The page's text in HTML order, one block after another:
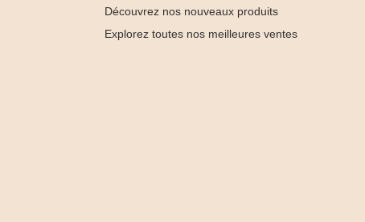
Découvrez nos nouveaux produits
Explorez toutes nos meilleures ventes